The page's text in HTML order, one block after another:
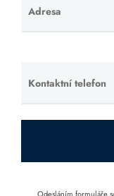
Adresa
Ponechte
toto pole
Kontaktní telefon
Ponechte
toto pole
prázdné.